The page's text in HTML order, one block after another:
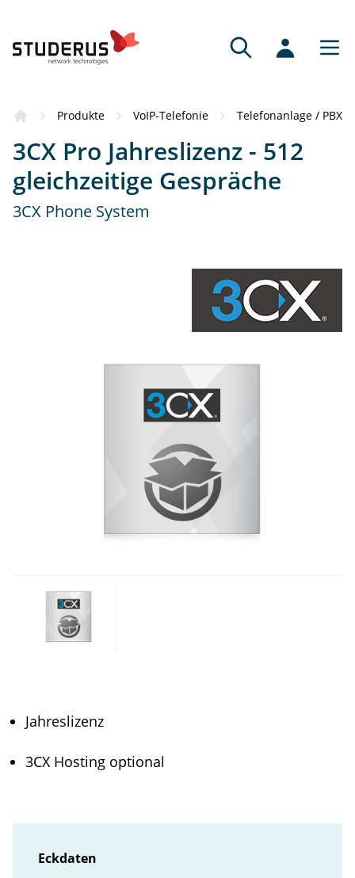
Produkte VoIP-Telefonie Telefonanlage / PBX
3CX Pro Jahreslizenz - 512
gleichzeitige Gespräche
3CX Phone System
Jahreslizenz
3CX Hosting optional
Eckdaten